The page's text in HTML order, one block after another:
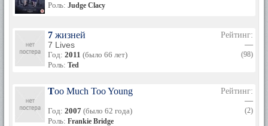
Роль: Judge Clacy
7 жизней
7 Lives
Год: 2011 (было 66 лет)
Роль: Ted
Рейтинг:
—
(98)
Too Much Too Young
Год: 2007 (было 62 года)
Роль: Frankie Bridge
Рейтинг:
—
(2)